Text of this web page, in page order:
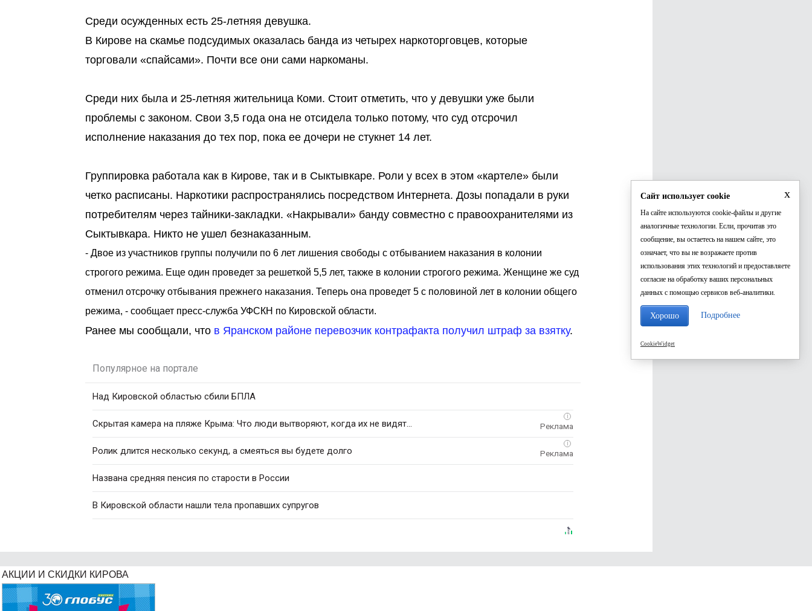
Среди осужденных есть 25-летняя девушка.
В Кирове на скамье подсудимых оказалась банда из четырех наркоторговцев, которые
торговали «спайсами». Почти все они сами наркоманы.
Среди них была и 25-летняя жительница Коми. Стоит отметить, что у девушки уже были
проблемы с законом. Свои 3,5 года она не отсидела только потому, что суд отсрочил
исполнение наказания до тех пор, пока ее дочери не стукнет 14 лет.
Группировка работала как в Кирове, так и в Сыктывкаре. Роли у всех в этом «картеле» были
четко расписаны. Наркотики распространялись посредством Интернета. Дозы попадали в руки
потребителям через тайники-закладки. «Накрывали» банду совместно с правоохранителями из
Сыктывкара. Никто не ушел безнаказанным.
- Двое из участников группы получили по 6 лет лишения свободы с отбыванием наказания в колонии
строгого режима. Еще один проведет за решеткой 5,5 лет, также в колонии строгого режима. Женщине же суд
отменил отсрочку отбывания прежнего наказания. Теперь она проведет 5 с половиной лет в колонии общего
режима, - сообщает пресс-служба УФСКН по Кировской области.
Ранее мы сообщали, что в Яранском районе перевозчик контрафакта получил штраф за взятку.
Популярное на портале
Над Кировской областью сбили БПЛА
i
Скрытая камера на пляже Крыма: Что люди вытворяют, когда их не видят...
i
Ролик длится несколько секунд, а смеяться вы будете долго
Названа средняя пенсия по старости в России
В Кировской области нашли тела пропавших супругов
АКЦИИ И СКИДКИ КИРОВА
x
Сайт использует cookie
На сайте используются cookie-файлы и другие
аналогичные технологии. Если, прочитав это
сообщение, вы остаетесь на нашем сайте, это
означает, что вы не возражаете против
использования этих технологий и предоставляете
согласие на обработку ваших персональных
данных с помощью сервисов веб-аналитики.
Хорошо Подробнее
CookieWidget